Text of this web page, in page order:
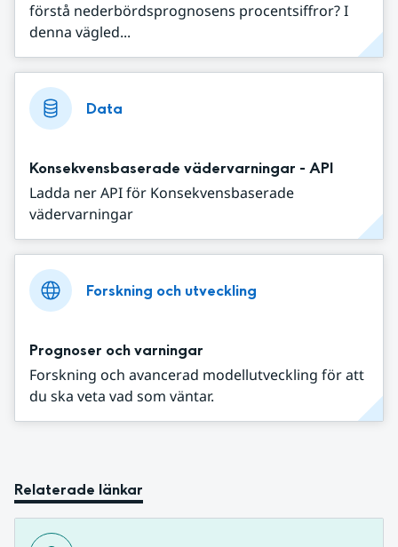
förstå nederbördsprognosens procentsiffror? I
denna vägled...
Data
Konsekvensbaserade vädervarningar - API
Ladda ner API för Konsekvensbaserade
vädervarningar
Forskning och utveckling
Prognoser och varningar
Forskning och avancerad modellutveckling för att
du ska veta vad som väntar.
Relaterade länkar